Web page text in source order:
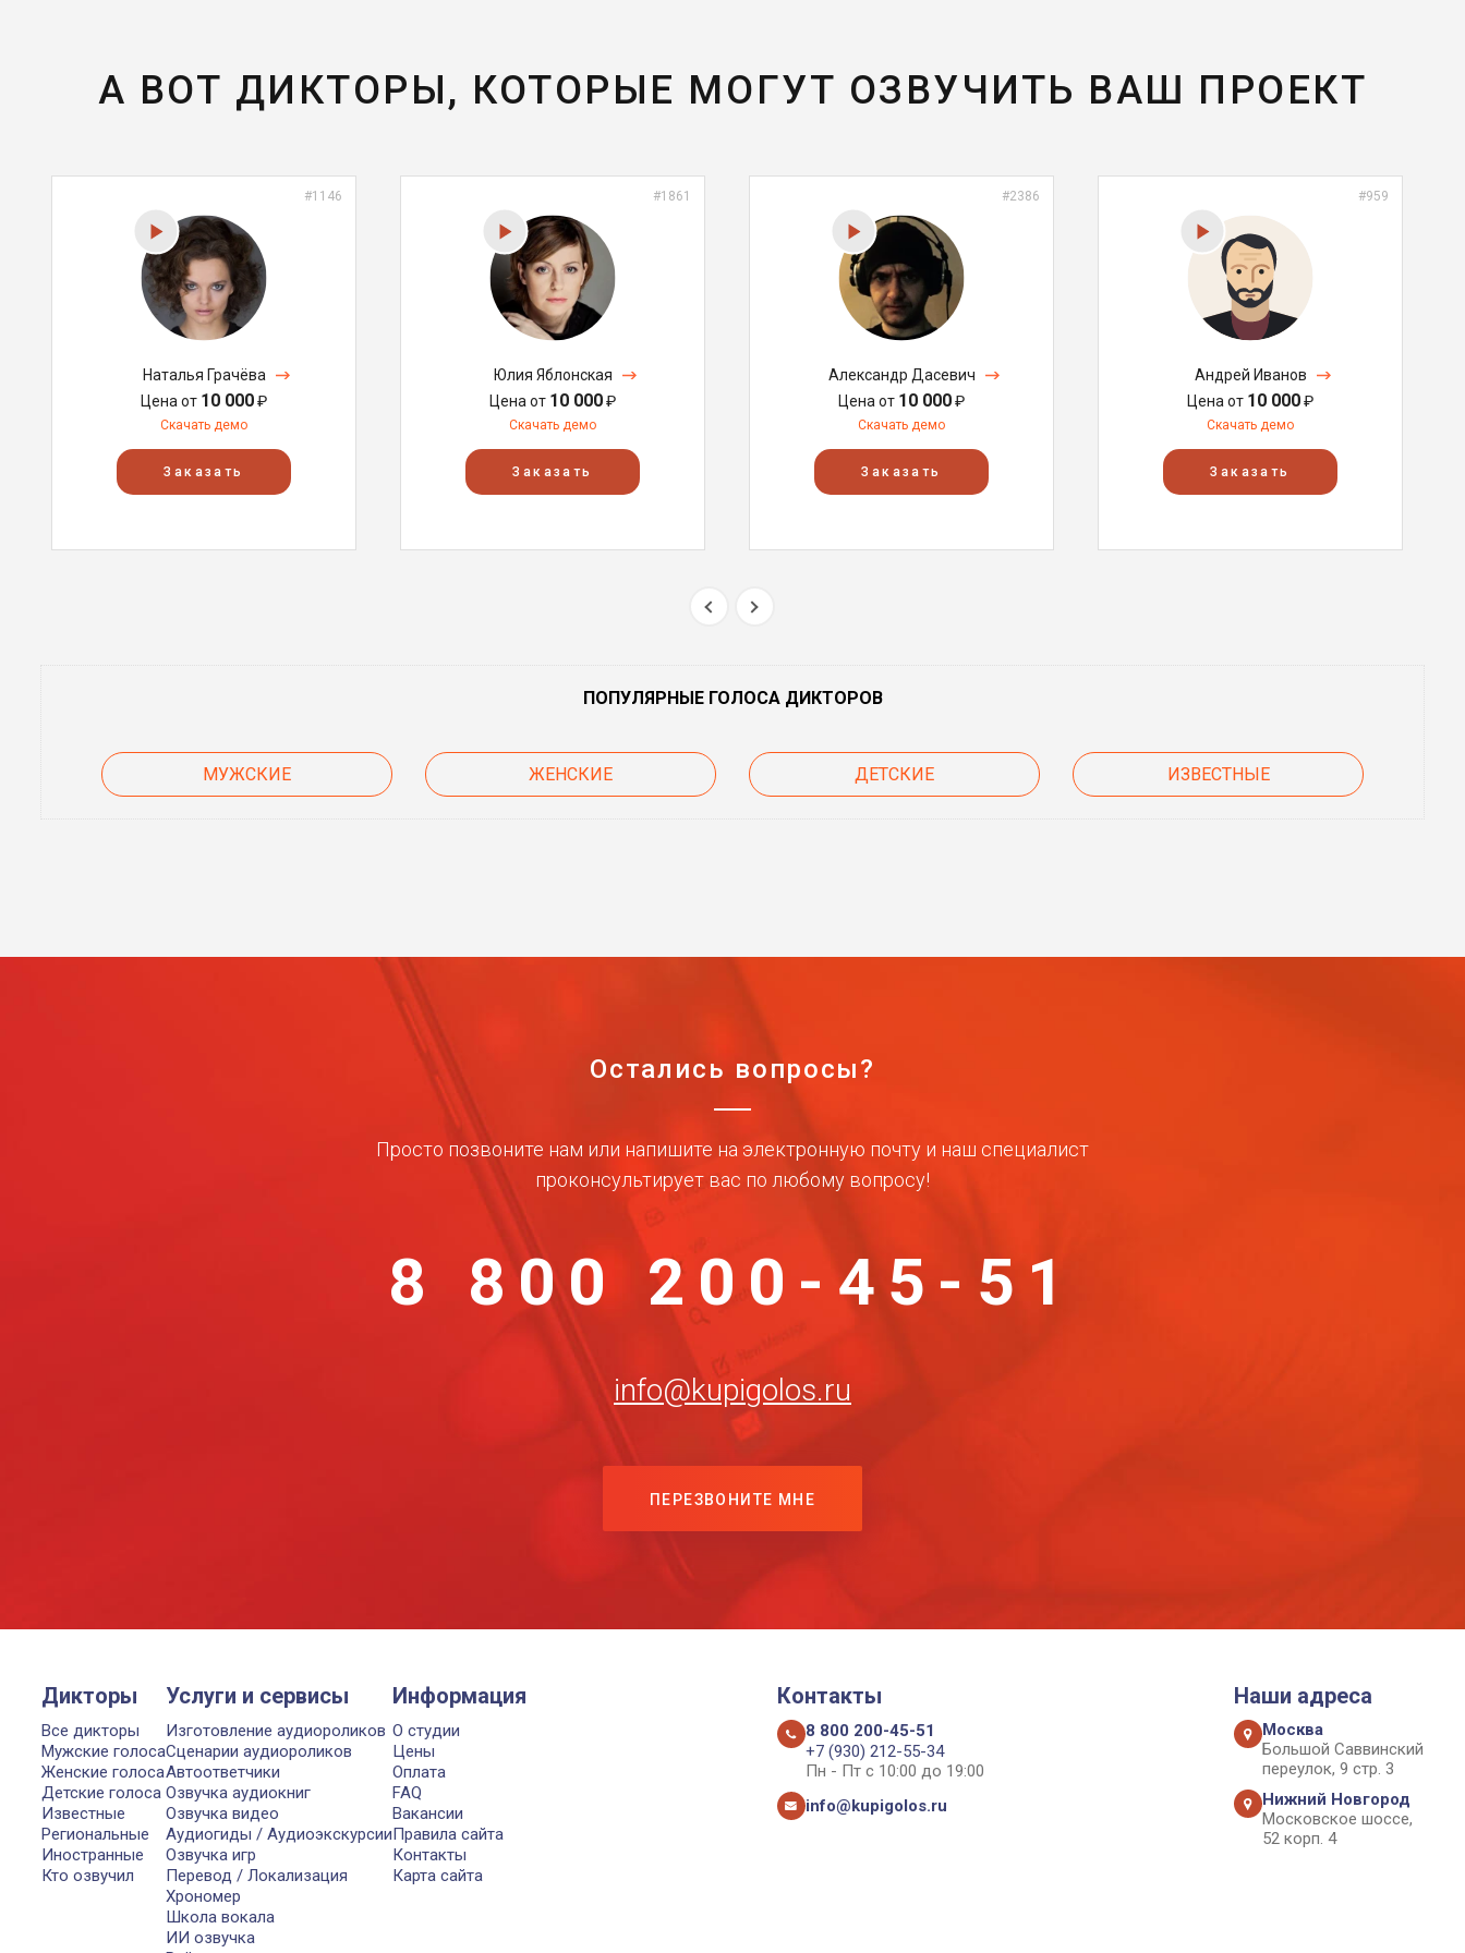
А ВОТ ДИКТОРЫ, КОТОРЫЕ МОГУТ ОЗВУЧИТЬ ВАШ ПРОЕКТ
#1146
Наталья Грачёва
Цена от 10 000₽
Скачать демо
Заказать
#1861
Юлия Яблонская
Цена от 10 000₽
Скачать демо
Заказать
#2386
Александр Дасевич
Цена от 10 000₽
Скачать демо
Заказать
#959
Андрей Иванов
Цена от 10 000₽
Скачать демо
Заказать
ПОПУЛЯРНЫЕ ГОЛОСА ДИКТОРОВ
МУЖСКИЕ ЖЕНСКИЕ ДЕТСКИЕ ИЗВЕСТНЫЕ
Остались вопросы?
Просто позвоните нам или напишите на электронную почту и наш специалист
проконсультирует вас по любому вопросу!
8 800 200-45-51
info@kupigolos.ru
ПЕРЕЗВОНИТЕ МНЕ
Дикторы
Все дикторы
Мужские голоса
Женские голоса
Детские голоса
Известные
Региональные
Иностранные
Кто озвучил
Услуги и сервисы
Изготовление аудиороликов
Сценарии аудиороликов
Автоответчики
Озвучка аудиокниг
Озвучка видео
Аудиогиды / Аудиоэкскурсии
Озвучка игр
Перевод / Локализация
Хрономер
Школа вокала
ИИ озвучка
Информация
О студии
Цены
Оплата
FAQ
Вакансии
Правила сайта
Контакты
Карта сайта
Контакты
8 800 200-45-51
+7 (930) 212-55-34
Пн - Пт с 10:00 до 19:00
info@kupigolos.ru
Наши адреса
Москва
Большой Саввинский
переулок, 9 стр. 3
Нижний Новгород
Московское шоссе,
52 корп. 4